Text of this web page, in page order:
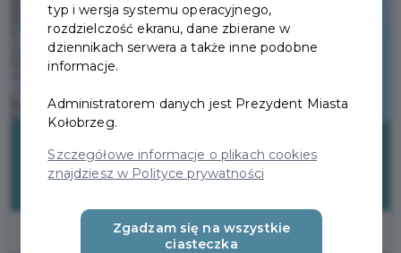
typ i wersja systemu operacyjnego,
rozdzielczość ekranu, dane zbierane w
dziennikach serwera a także inne podobne
informacje.
Administratorem danych jest Prezydent Miasta
Kołobrzeg.
Szczegółowe informacje o plikach cookies
znajdziesz w Polityce prywatności
Zgadzam się na wszystkie
ciasteczka